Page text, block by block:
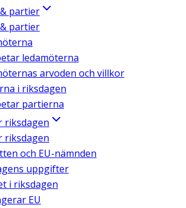
partier
partier
ledamöterna
arvoden och villkor
i riksdagen
partierna
riksdagen
riksdagen
och EU-nämnden
uppgifter
i riksdagen
EU